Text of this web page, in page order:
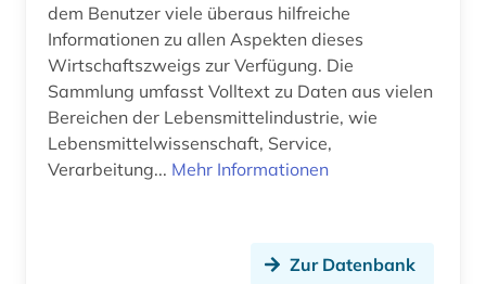
dem Benutzer viele überaus hilfreiche
Informationen zu allen Aspekten dieses
Wirtschaftszweigs zur Verfügung. Die
Sammlung umfasst Volltext zu Daten aus vielen
Bereichen der Lebensmittelindustrie, wie
Lebensmittelwissenschaft, Service,
Verarbeitung... Mehr Informationen
Zur Datenbank